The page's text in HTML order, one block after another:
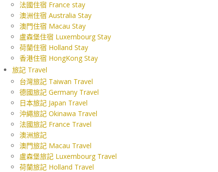
法國住宿 France stay
澳洲住宿 Australia Stay
澳門住宿 Macau Stay
盧森堡住宿 Luxembourg Stay
荷蘭住宿 Holland Stay
香港住宿 HongKong Stay
旅記 Travel
台灣旅記 Taiwan Travel
德國旅記 Germany Travel
日本旅記 Japan Travel
沖繩旅記 Okinawa Travel
法國旅記 France Travel
澳洲旅記
澳門旅記 Macau Travel
盧森堡旅記 Luxembourg Travel
荷蘭旅記 Holland Travel